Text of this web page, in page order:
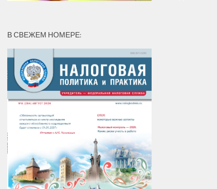
В СВЕЖЕМ НОМЕРЕ: